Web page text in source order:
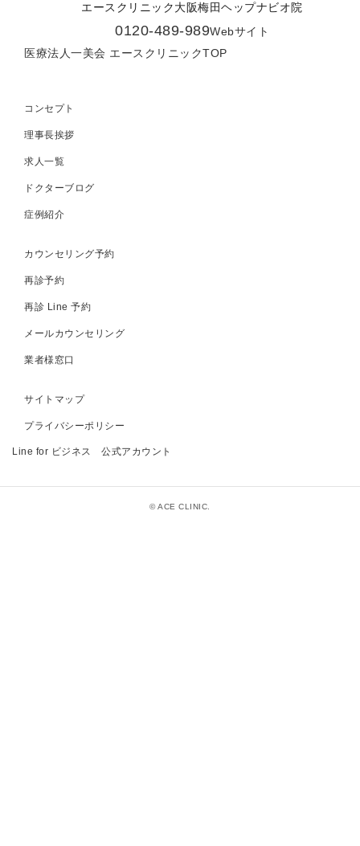
エースクリニック大阪梅田ヘップナビオ院
0120-489-989Webサイト
医療法人一美会 エースクリニックTOP
コンセプト
理事長挨拶
求人一覧
ドクターブログ
症例紹介
カウンセリング予約
再診予約
再診 Line 予約
メールカウンセリング
業者様窓口
サイトマップ
プライバシーポリシー
Line for ビジネス 公式アカウント
© ACE CLINIC.